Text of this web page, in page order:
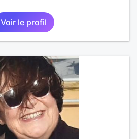
Voir le profil